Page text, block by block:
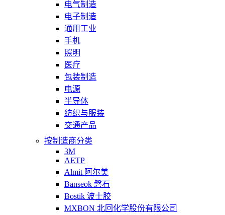
电气制造
电子制造
通用工业
手机
照明
医疗
包装制造
电源
半导体
纺织与服装
交通产品
按制造商分类
3M
AETP
Almit 阿尔美
Banseok 磐石
Bostik 波士胶
MXBON 北回化学股份有限公司